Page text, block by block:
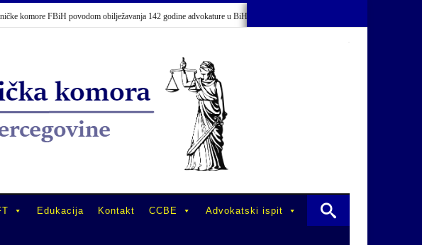
komore FBiH povodom obilježavanja 142 godine advokature u BiH
Edukacija Kontakt CCBE Advokatski ispit